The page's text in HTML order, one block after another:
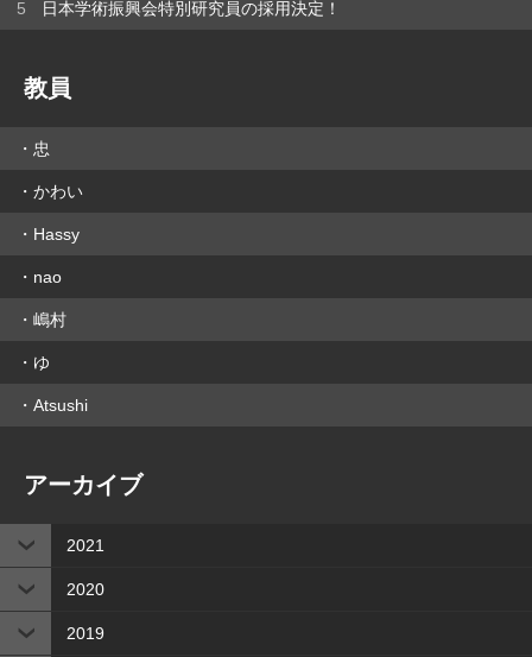
日本学術振興会特別研究員の採用決定！
教員
忠
かわい
Hassy
nao
嶋村
ゆ
Atsushi
アーカイブ
2021
2020
2019